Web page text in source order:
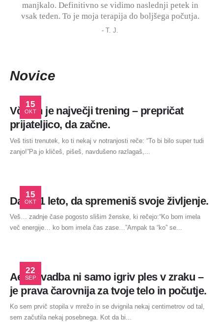
manjkalo. Definitivno se vidimo naslednji petek in
vsak teden. To je moja terapija do boljšega počutja.
T. J.
Novice
15
OKT
Včasih je največji trening – prepričat
prijateljico, da začne.
Veš tisti trenutek, ko ti nekaj v notranjosti reče: “To bi bilo super tudi
zanjo!”Pa jo kličeš, pišeš, navdušeno razlagaš,...
15
OKT
Daj si 1 leto, da spremeniš svoje življenje.
Veš… zadnje čase pogosto slišim ženske, ki rečejo:“Ko bom imela
več energije… ko bom imela čas zase…”Ampak ta “ko” se...
22
SEP
Aerial vadba ni samo igriv ples v zraku –
je prava čarovnija za tvoje telo in počutje.
Ko sem prvič stopila v mrežo in se dvignila nekaj centimetrov od tal,
sem začutila nekaj posebnega. Kot da bi...